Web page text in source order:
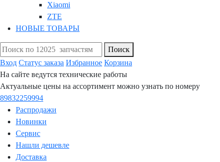
Xiaomi
ZTE
НОВЫЕ ТОВАРЫ
Поиск
Вход Статус заказа Избранное Корзина
На сайте ведутся технические работы
Актуальные цены на ассортимент можно узнать по номеру
89832259994
Распродажи
Новинки
Сервис
Нашли дешевле
Доставка